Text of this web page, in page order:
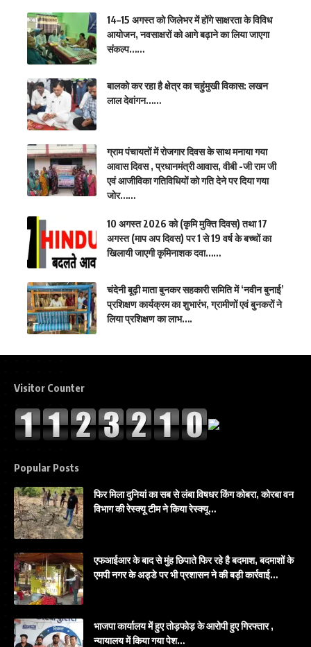
14–15 अगस्त को जिलेभर में होंगे साक्षरता के विविध
आयोजन, नवसाक्षरों को आगे बढ़ाने का लिया जाएगा
संकल्प……
बालको कर रहा है क्षेत्र का चहुंमुखी विकास: लखन
लाल देवांगन……
ग्राम पंचायतों में रोजगार दिवस के साथ मनाया गया
आवास दिवस , प्रधानमंत्री आवास, वीबी -जी राम जी
एवं आजीविका गतिविधियों को गति देने पर दिया गया
जोर……
10 अगस्त 2026 को (कृमि मुक्ति दिवस) तथा 17
अगस्त (माप अप दिवस) पर 1 से 19 वर्ष के बच्चों का
खिलायी जाएगी कृमिनाशक दवा……
चंदेनी बूढ़ी माता बुनकर सहकारी समिति में ‘नवीन बुनाई’
प्रशिक्षण कार्यक्रम का शुभारंभ, ग्रामीणों एवं बुनकरों ने
लिया प्रशिक्षण का लाभ….
Visitor Counter
Popular Posts
फिर मिला दुनियां का सब से लंबा विषधर किंग कोबरा, कोरबा वन
विभाग की रेस्क्यू टीम ने किया रेस्क्यू…
एफआईआर के बाद से मुंह छिपाते फिर रहे है बदमाश, बदमाशों के
एमपी नगर के अड्डे पर भी प्रशासन ने की बड़ी कार्रवाई…
भाजपा कार्यालय में हुए तोड़फोड़ के आरोपी हुए गिरफ्तार ,
न्यायालय में किया गया पेश…